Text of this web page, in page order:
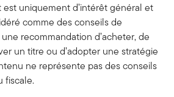
uniquement d’intérêt général et
comme des conseils de
recommandation d’acheter, de
un titre ou d’adopter une stratégie
ne représente pas des conseils
fiscale.